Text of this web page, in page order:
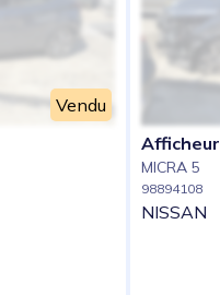
Vendu
Afficheur
MICRA 5
98894108
NISSAN